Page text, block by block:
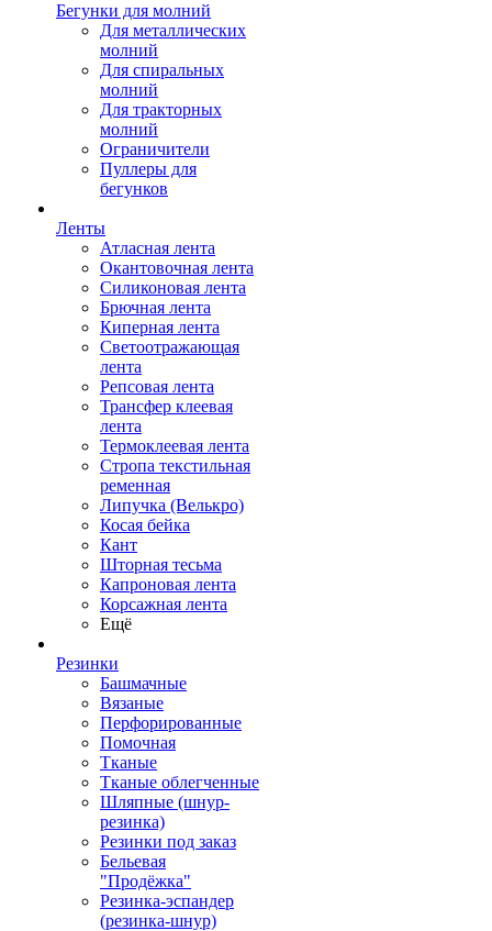
Бегунки для молний
Для металлических
молний
Для спиральных
молний
Для тракторных
молний
Ограничители
Пуллеры для
бегунков
Ленты
Атласная лента
Окантовочная лента
Силиконовая лента
Брючная лента
Киперная лента
Светоотражающая
лента
Репсовая лента
Трансфер клеевая
лента
Термоклеевая лента
Стропа текстильная
ременная
Липучка (Велькро)
Косая бейка
Кант
Шторная тесьма
Капроновая лента
Корсажная лента
Ещё
Резинки
Башмачные
Вязаные
Перфорированные
Помочная
Тканые
Тканые облегченные
Шляпные (шнур-
резинка)
Резинки под заказ
Бельевая
"Продёжка"
Резинка-эспандер
(резинка-шнур)